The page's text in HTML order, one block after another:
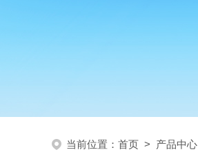
当前位置： 首页 > 产品中心